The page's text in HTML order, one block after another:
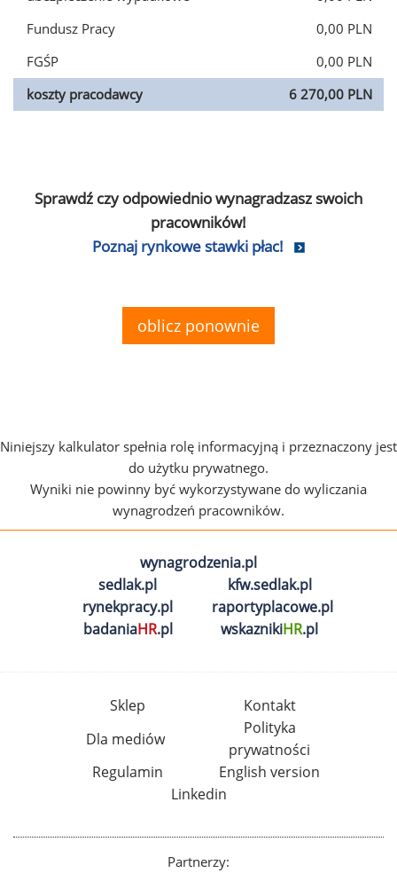
Fundusz Pracy
0,00 PLN
FGŚP
0,00 PLN
koszty pracodawcy
6 270,00 PLN
Sprawdź czy odpowiednio wynagradzasz swoich
pracowników!
Poznaj rynkowe stawki płac!
oblicz ponownie
Niniejszy kalkulator spełnia rolę informacyjną i przeznaczony jest
do użytku prywatnego.
Wyniki nie powinny być wykorzystywane do wyliczania
wynagrodzeń pracowników.
wynagrodzenia.pl
sedlak.pl
kfw.sedlak.pl
rynekpracy.pl
raportyplacowe.pl
badaniaHR.pl wskaznikiHR.pl
Sklep
Kontakt
Dla mediów
Polityka
prywatności
Regulamin
English version
Linkedin
Partnerzy: